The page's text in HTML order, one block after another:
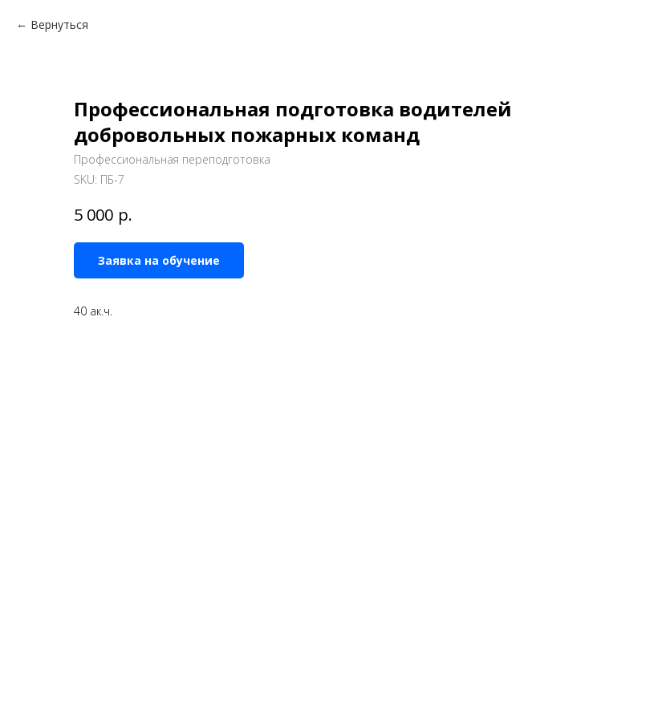
Вернуться
Профессиональная подготовка водителей
добровольных пожарных команд
Профессиональная переподготовка
SKU: ПБ-7
5 000 р.
Заявка на обучение
40 ак.ч.